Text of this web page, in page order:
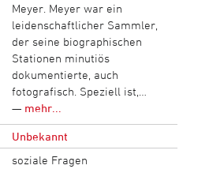
Meyer. Meyer war ein
leidenschaftlicher Sammler,
der seine biographischen
Stationen minutiös
dokumentierte, auch
fotografisch. Speziell ist,…
— mehr...
Unbekannt
soziale Fragen